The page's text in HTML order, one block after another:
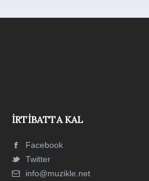
İRTIBATTA KAL
Facebook
Twitter
info@muzikle.net